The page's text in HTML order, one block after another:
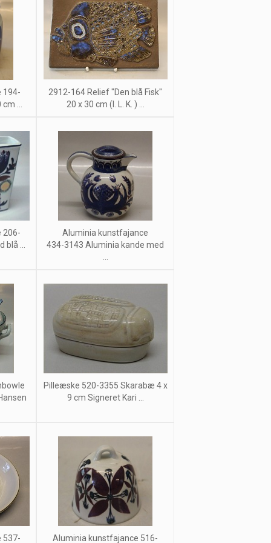
194-
...
2912-164 Relief "Den blå Fisk"
20 x 30 cm (I. L. K. ) ...
206-
...
Aluminia kunstfajance
434-3143 Aluminia kande med
Pilleæske 520-3355 Skarabæ 4 x
9 cm Signeret Kari ...
537- Aluminia kunstfajance 516-